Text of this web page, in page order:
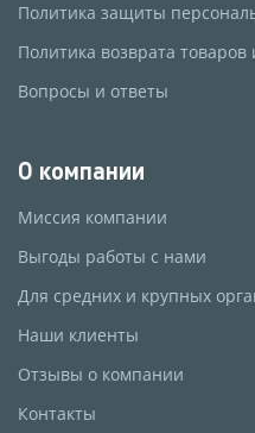
Политика защиты
Политика возврата
Вопросы и ответы
О компании
Миссия компании
Выгоды работы с нами
Для средних и крупных
Наши клиенты
Отзывы о компании
Контакты